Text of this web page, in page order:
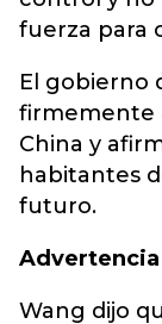
fuerza para
El gobierno
firmemente
China y
habitantes
futuro.
Advertencia
Wang dijo